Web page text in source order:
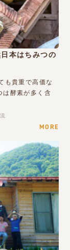
本はちみつの
も貴重で高価な
は酵素が多く含
MORE